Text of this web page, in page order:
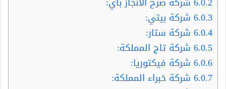
6.0.3 شركة بيتي:
6.0.4 شركة ستار:
6.0.5 شركة تاج المملكة:
6.0.6 شركة فيكتوريا:
6.0.7 شركة خبراء المملكة: